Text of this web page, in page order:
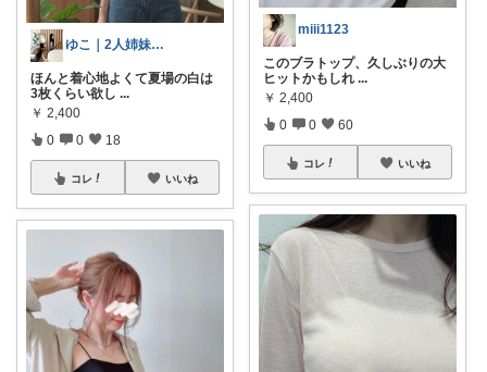
ゆこ｜2人姉妹ママの彩りある暮らし
ほんと着心地よくて夏場の白は
3枚くらい欲し ...
￥ 2,400
0 0 18
コレ いいね
miii1123
このブラトップ、久しぶりの大
ヒットかもしれ ...
￥ 2,400
0 0 60
コレ いいね